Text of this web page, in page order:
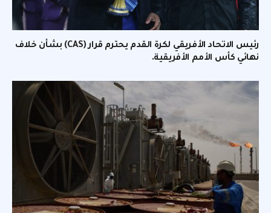
رئيس الاتحاد الأفريقي لكرة القدم يحترم قرار (CAS) بشأن خلاف
نهائي كأس الأمم الأفريقية.